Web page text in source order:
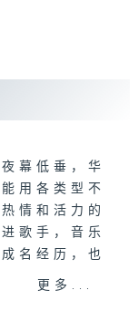
幕低垂，华
用各类型不
情和活力的
歌手，音乐
名经历，也
说「乐光情
更多...